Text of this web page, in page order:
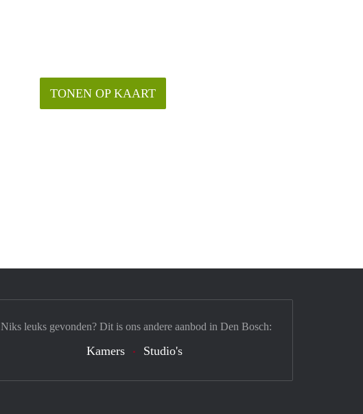
TONEN OP KAART
Niks leuks gevonden? Dit is ons andere aanbod in Den Bosch:
Kamers Studio's